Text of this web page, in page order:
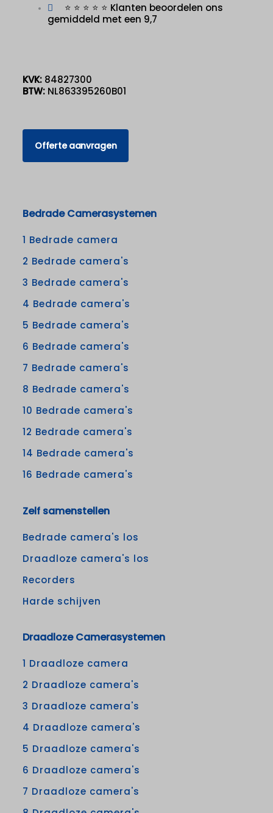
⭐ ⭐ ⭐ ⭐ ⭐ Klanten beoordelen ons
gemiddeld met een 9,7
KVK: 84827300
BTW: NL863395260B01
Offerte aanvragen
Bedrade Camerasystemen
1 Bedrade camera
2 Bedrade camera's
3 Bedrade camera's
4 Bedrade camera's
5 Bedrade camera's
6 Bedrade camera's
7 Bedrade camera's
8 Bedrade camera's
10 Bedrade camera's
12 Bedrade camera's
14 Bedrade camera's
16 Bedrade camera's
Zelf samenstellen
Bedrade camera's los
Draadloze camera's los
Recorders
Harde schijven
Draadloze Camerasystemen
1 Draadloze camera
2 Draadloze camera's
3 Draadloze camera's
4 Draadloze camera's
5 Draadloze camera's
6 Draadloze camera's
7 Draadloze camera's